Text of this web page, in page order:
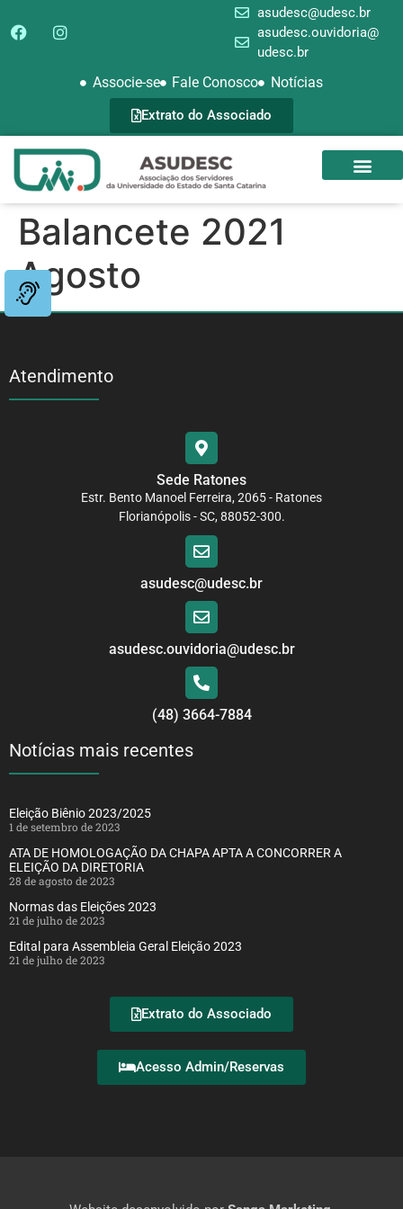
asudesc@udesc.br
asudesc.ouvidoria@
udesc.br
Associe-se Fale Conosco Notícias
Extrato do Associado
Balancete 2021
Agosto
Atendimento
Sede Ratones
Estr. Bento Manoel Ferreira, 2065 - Ratones
Florianópolis - SC, 88052-300.
asudesc@udesc.br
asudesc.ouvidoria@udesc.br
(48) 3664-7884
Notícias mais recentes
Eleição Biênio 2023/2025
1 de setembro de 2023
ATA DE HOMOLOGAÇÃO DA CHAPA APTA A CONCORRER A
ELEIÇÃO DA DIRETORIA
28 de agosto de 2023
Normas das Eleições 2023
21 de julho de 2023
Edital para Assembleia Geral Eleição 2023
21 de julho de 2023
Extrato do Associado
Acesso Admin/Reservas